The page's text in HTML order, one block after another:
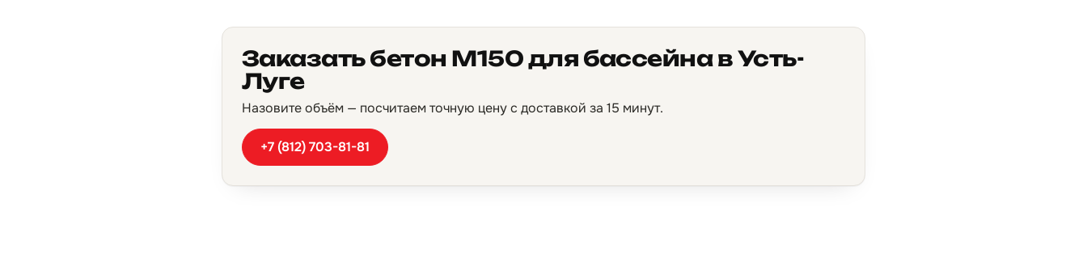
Заказать бетон М150 для бассейна в Усть-
Луге
Назовите объём — посчитаем точную цену с доставкой за 15 минут.
+7 (812) 703-81-81